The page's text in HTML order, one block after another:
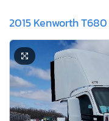
2015 Kenworth